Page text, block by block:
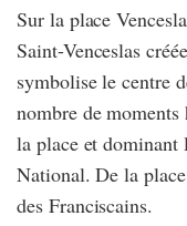
Sur la place
Saint-Venceslas
symbolise le centre
nombre de moments
la place et dominant
National. De la
des Franciscains.